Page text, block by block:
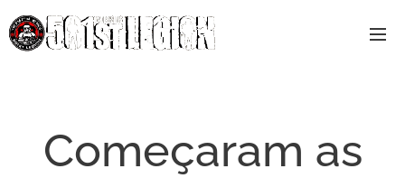
Começaram as